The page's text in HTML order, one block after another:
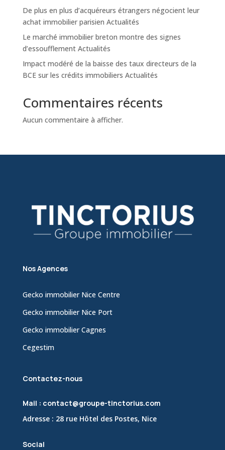
De plus en plus d’acquéreurs étrangers négocient leur
achat immobilier parisien Actualités
Le marché immobilier breton montre des signes
d’essoufflement Actualités
Impact modéré de la baisse des taux directeurs de la
BCE sur les crédits immobiliers Actualités
Commentaires récents
Aucun commentaire à afficher.
Nos Agences
Gecko immobilier Nice Centre
Gecko immobilier Nice Port
Gecko immobilier Cagnes
Cegestim
Contactez-nous
Mail : contact@groupe-tinctorius.com
Adresse : 28 rue Hôtel des Postes, Nice
Social